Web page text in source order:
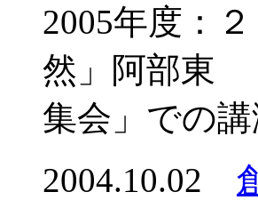
2005年度：
然」阿部東
集会」での
2004.10.02